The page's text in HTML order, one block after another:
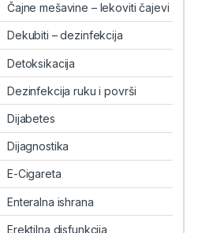
Čajne mešavine – lekoviti čajevi
Dekubiti – dezinfekcija
Detoksikacija
Dezinfekcija ruku i površi
Dijabetes
Dijagnostika
E-Cigareta
Enteralna ishrana
Erektilna disfunkcija